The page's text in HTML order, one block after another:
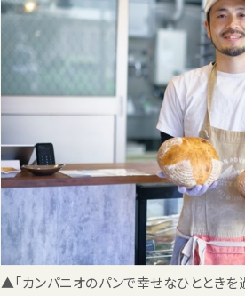
▲「カンパニオのパンで幸せなひととき